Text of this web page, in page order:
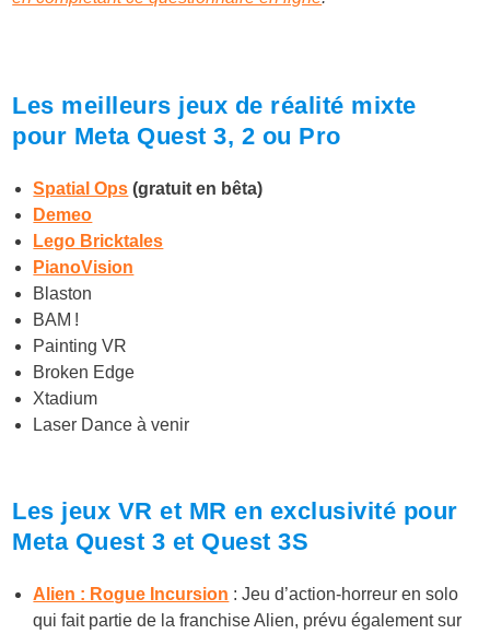
Les meilleurs jeux de réalité mixte
pour Meta Quest 3, 2 ou Pro
Spatial Ops (gratuit en bêta)
Demeo
Lego Bricktales
PianoVision
Blaston
BAM !
Painting VR
Broken Edge
Xtadium
Laser Dance à venir
Les jeux VR et MR en exclusivité pour
Meta Quest 3 et Quest 3S
Alien : Rogue Incursion : Jeu d’action-horreur en solo
qui fait partie de la franchise Alien, prévu également sur